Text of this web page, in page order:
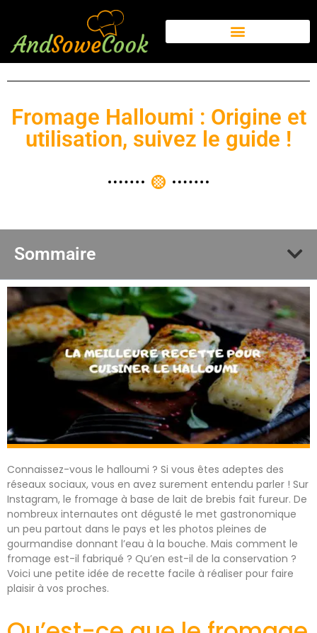
Fromage Halloumi : Origine et
utilisation, suivez le guide !
Sommaire
Connaissez-vous le halloumi ? Si vous êtes adeptes des
réseaux sociaux, vous en avez surement entendu parler ! Sur
Instagram, le fromage à base de lait de brebis fait fureur. De
nombreux internautes ont dégusté le met gastronomique
un peu partout dans le pays et les photos pleines de
gourmandise donnant l’eau à la bouche. Mais comment le
fromage est-il fabriqué ? Qu’en est-il de la conservation ?
Voici une petite idée de recette facile à réaliser pour faire
plaisir à vos proches.